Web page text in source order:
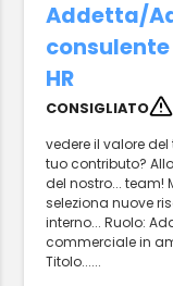
Addetta/
HR
CONSIGLIATO
vedere il valore
tuo contributo?
del nostro... team!
seleziona nuove
interno... Ruolo:
commerciale in
Titolo......